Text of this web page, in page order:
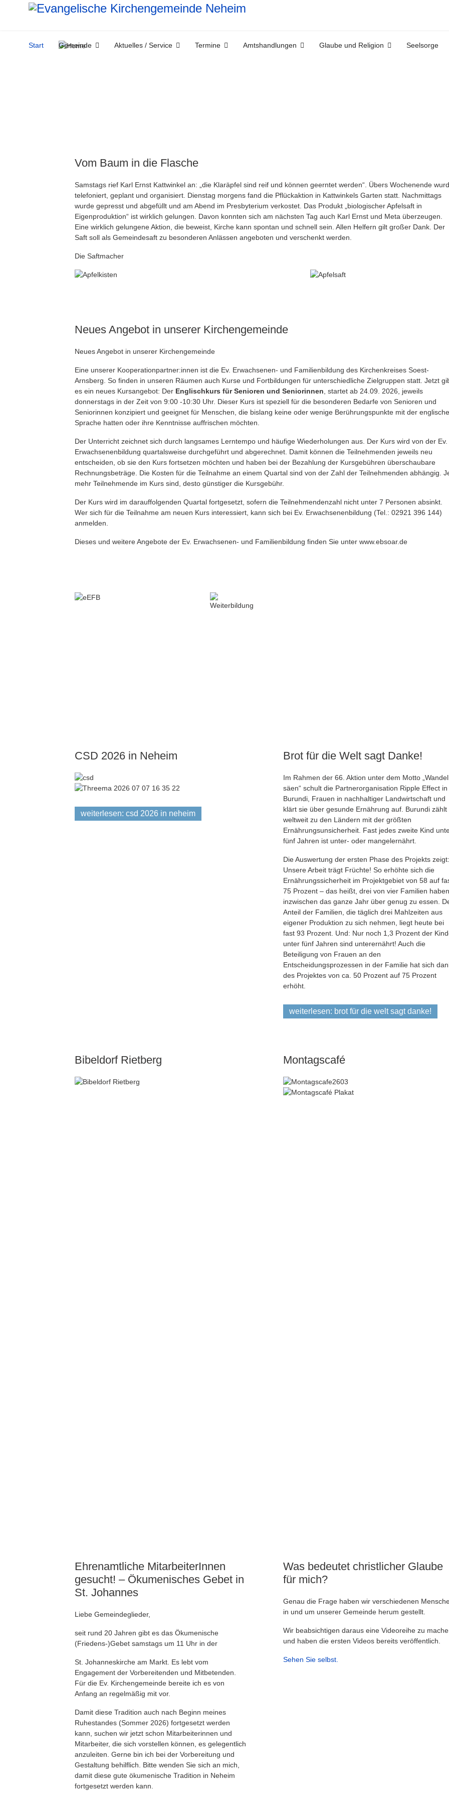
Start Gemeinde Aktuelles / Service Termine Amtshandlungen Glaube und Religion Seelsorge
Vom Baum in die Flasche
Samstags rief Karl Ernst Kattwinkel an: „die Klaräpfel sind reif und können geerntet werden“. Übers Wochenende
telefoniert, geplant und organisiert. Dienstag morgens fand die Pflückaktion in Kattwinkels Garten statt. Nachmittags
wurde gepresst und abgefüllt und am Abend im Presbyterium verkostet. Das Produkt „biologischer Apfelsaft in
Eigenproduktion“ ist wirklich gelungen. Davon konnten sich am nächsten Tag auch Karl Ernst und Meta überzeugen.
Eine wirklich gelungene Aktion, die beweist, Kirche kann spontan und schnell sein. Allen Helfern gilt großer Dank. Der
Saft soll als Gemeindesaft zu besonderen Anlässen angeboten und verschenkt werden.
Die Saftmacher
Neues Angebot in unserer Kirchengemeinde
Neues Angebot in unserer Kirchengemeinde
Eine unserer Kooperationpartner:innen ist die Ev. Erwachsenen- und Familienbildung des Kirchenkreises Soest-
Arnsberg. So finden in unseren Räumen auch Kurse und Fortbildungen für unterschiedliche Zielgruppen statt. Jetzt
es ein neues Kursangebot: Der Englischkurs für Senioren und Seniorinnen , startet ab 24.09. 2026, jeweils
donnerstags in der Zeit von 9:00 -10:30 Uhr. Dieser Kurs ist speziell für die besonderen Bedarfe von Senioren und
Seniorinnen konzipiert und geeignet für Menschen, die bislang keine oder wenige Berührungspunkte mit der
Sprache hatten oder ihre Kenntnisse auffrischen möchten.
Der Unterricht zeichnet sich durch langsames Lerntempo und häufige Wiederholungen aus. Der Kurs wird von der Ev.
Erwachsenenbildung quartalsweise durchgeführt und abgerechnet. Damit können die Teilnehmenden jeweils neu
entscheiden, ob sie den Kurs fortsetzen möchten und haben bei der Bezahlung der Kursgebühren überschaubare
Rechnungsbeträge. Die Kosten für die Teilnahme an einem Quartal sind von der Zahl der Teilnehmenden abhängig.
mehr Teilnehmende im Kurs sind, desto günstiger die Kursgebühr.
Der Kurs wird im darauffolgenden Quartal fortgesetzt, sofern die Teilnehmendenzahl nicht unter 7 Personen absinkt.
Wer sich für die Teilnahme am neuen Kurs interessiert, kann sich bei Ev. Erwachsenenbildung (Tel.: 02921 396 144)
anmelden.
Dieses und weitere Angebote der Ev. Erwachsenen- und Familienbildung finden Sie unter www.ebsoar.de
CSD 2026 in Neheim
weiterlesen: csd 2026 in neheim
Brot für die Welt sagt Danke!
Im Rahmen der 66. Aktion unter dem Motto „Wandel
säen“ schult die Partnerorganisation Ripple Effect in
Burundi, Frauen in nachhaltiger Landwirtschaft und
klärt sie über gesunde Ernährung auf. Burundi zählt
weltweit zu den Ländern mit der größten
Ernährungsunsicherheit. Fast jedes zweite Kind
fünf Jahren ist unter- oder mangelernährt.
Die Auswertung der ersten Phase des Projekts zeigt:
Unsere Arbeit trägt Früchte! So erhöhte sich die
Ernährungssicherheit im Projektgebiet von 58 auf
75 Prozent – das heißt, drei von vier Familien haben
inzwischen das ganze Jahr über genug zu essen.
Anteil der Familien, die täglich drei Mahlzeiten aus
eigener Produktion zu sich nehmen, liegt heute bei
fast 93 Prozent. Und: Nur noch 1,3 Prozent der
unter fünf Jahren sind unterernährt! Auch die
Beteiligung von Frauen an den
Entscheidungsprozessen in der Familie hat sich
des Projektes von ca. 50 Prozent auf 75 Prozent
erhöht.
weiterlesen: brot für die welt sagt danke!
Bibeldorf Rietberg Montagscafé
Ehrenamtliche MitarbeiterInnen
gesucht! – Ökumenisches Gebet in
St. Johannes
Liebe Gemeindeglieder,
seit rund 20 Jahren gibt es das Ökumenische
(Friedens-)Gebet samstags um 11 Uhr in der
St. Johanneskirche am Markt. Es lebt vom
Engagement der Vorbereitenden und Mitbetenden.
Für die Ev. Kirchengemeinde bereite ich es von
Anfang an regelmäßig mit vor.
Damit diese Tradition auch nach Beginn meines
Ruhestandes (Sommer 2026) fortgesetzt werden
kann, suchen wir jetzt schon Mitarbeiterinnen und
Mitarbeiter, die sich vorstellen können, es gelegentlich
anzuleiten. Gerne bin ich bei der Vorbereitung und
Gestaltung behilflich. Bitte wenden Sie sich an mich,
damit diese gute ökumenische Tradition in Neheim
fortgesetzt werden kann.
Was bedeutet christlicher Glaube
für mich?
Genau die Frage haben wir verschiedenen
in und um unserer Gemeinde herum gestellt.
Wir beabsichtigen daraus eine Videoreihe zu
und haben die ersten Videos bereits veröffentlich.
Sehen Sie selbst.